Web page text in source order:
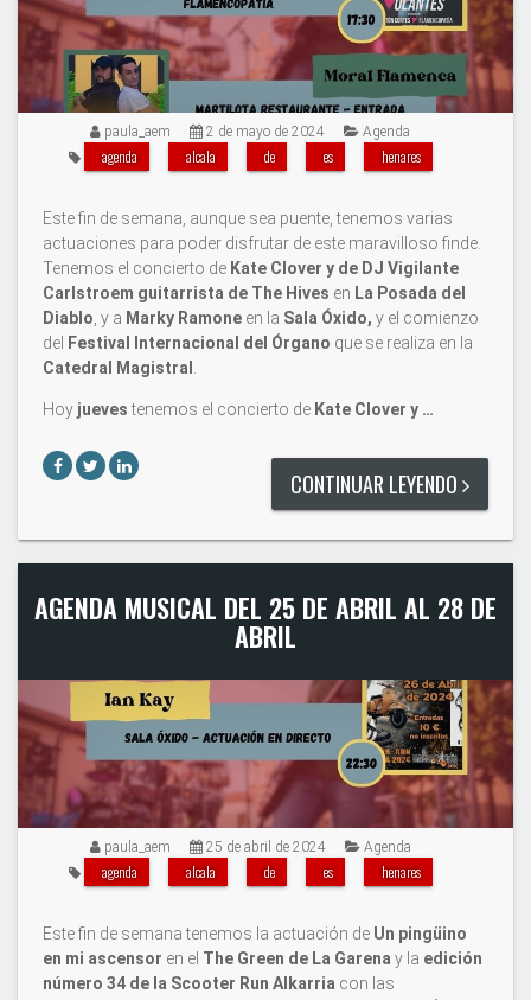
paula_aem 2 de mayo de 2024 Agenda
agenda alcala de es henares
Este fin de semana, aunque sea puente, tenemos varias
actuaciones para poder disfrutar de este maravilloso finde.
Tenemos el concierto de Kate Clover y de DJ Vigilante
Carlstroem guitarrista de The Hives en La Posada del
Diablo , y a Marky Ramone en la Sala Óxido, y el comienzo
del Festival Internacional del Órgano que se realiza en la
Catedral Magistral
Hoy juevestenemos el concierto de Kate Clover y …
CONTINUAR LEYENDO
AGENDA MUSICAL DEL 25 DE ABRIL AL 28 DE
ABRIL
paula_aem 25 de abril de 2024 Agenda
agenda alcala de es henares
Este fin de semana tenemos la actuación de Un pingüino
en mi ascensor en el The Green de La Garena y la edición
número 34 de la Scooter Run Alkarria con las